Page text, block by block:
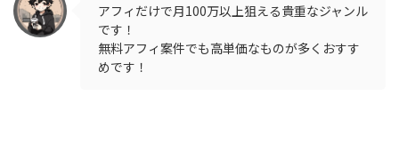
アフィだけで月100万以上狙える貴重なジャンル
です！
無料アフィ案件でも高単価なものが多くおすす
めです！